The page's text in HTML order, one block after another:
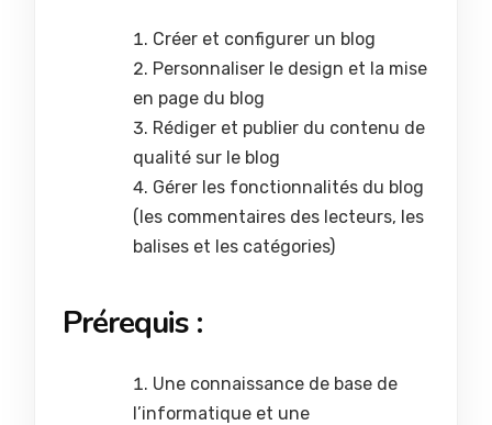
Créer et configurer un blog
Personnaliser le design et la mise
en page du blog
Rédiger et publier du contenu de
qualité sur le blog
Gérer les fonctionnalités du blog
(les commentaires des lecteurs, les
balises et les catégories)
Prérequis :
Une connaissance de base de
l’informatique et une